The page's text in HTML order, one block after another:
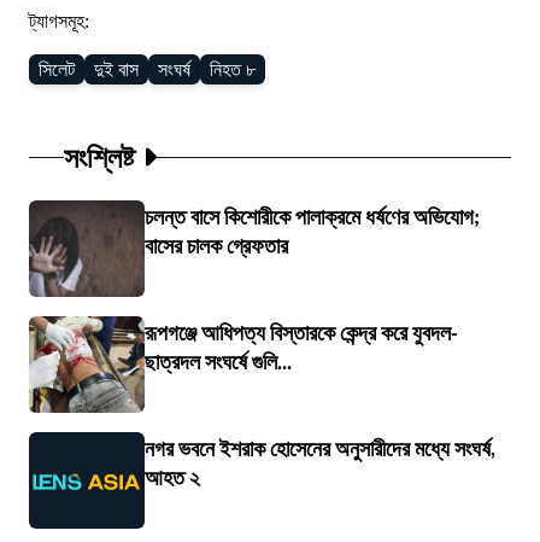
ট্যাগসমূহ:
সিলেট দুই বাস সংঘর্ষ নিহত ৮
সংশ্লিষ্ট
চলন্ত বাসে কিশোরীকে পালাক্রমে ধর্ষণের অভিযোগ;
বাসের চালক গ্রেফতার
রূপগঞ্জে আধিপত্য বিস্তারকে কেন্দ্র করে যুবদল-
ছাত্রদল সংঘর্ষে গুলি...
নগর ভবনে ইশরাক হোসেনের অনুসারীদের মধ্যে সংঘর্ষ,
আহত ২